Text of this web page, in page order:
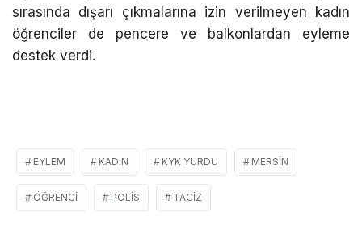
sırasında dışarı çıkmalarına izin verilmeyen kadın
öğrenciler de pencere ve balkonlardan eyleme
destek verdi.
EYLEM KADIN KYK YURDU MERSIN
ÖĞRENCI POLIS TACIZ